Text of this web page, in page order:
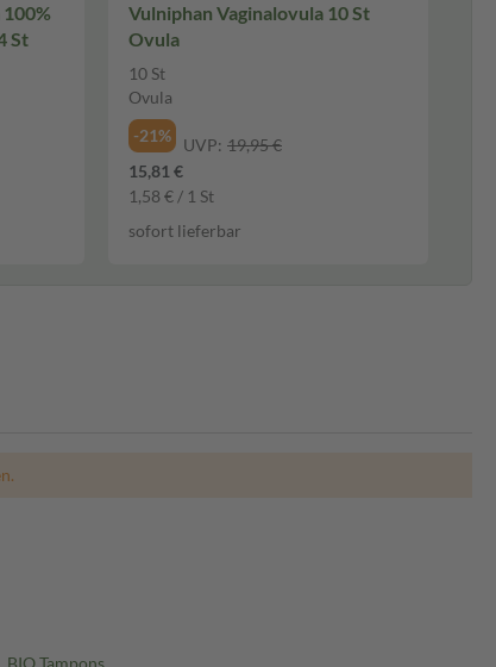
St
Vulniphan Vaginalovula 10 St
Ovula
10 St
Ovula
-21%
UVP: 19,95 €
15,81 €
1,58 € / 1 St
sofort lieferbar
BIO Tampons